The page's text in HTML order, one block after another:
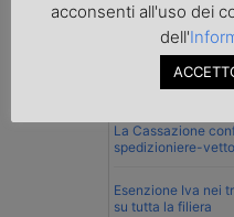
Imprenditore di
col muletto
Cassazione
velocità col
La Cassazione
spedizioniere-
Esenzione Iva nei
su tutta la filiera
acconsenti all'uso dei
dell'